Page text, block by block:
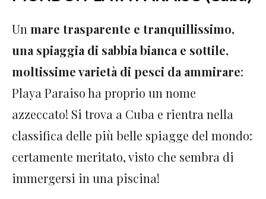
Un mare trasparente e tranquillissimo,
una spiaggia di sabbia bianca e sottile,
moltissime varietà di pesci da ammirare:
Playa Paraiso ha proprio un nome
azzeccato! Si trova a Cuba e rientra nella
classifica delle più belle spiagge del mondo:
certamente meritato, visto che sembra di
immergersi in una piscina!